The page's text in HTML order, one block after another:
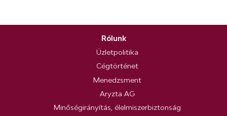
Rólunk
Üzletpolitika
Cégtörténet
Menedzsment
Aryzta AG
Minőségirányítás, élelmiszerbiztonság